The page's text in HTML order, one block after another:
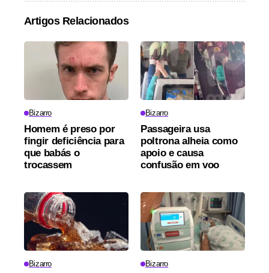
Artigos Relacionados
Bizarro
Homem é preso por
fingir deficiência para
que babás o
trocassem
Bizarro
Passageira usa
poltrona alheia como
apoio e causa
confusão em voo
Bizarro Bizarro